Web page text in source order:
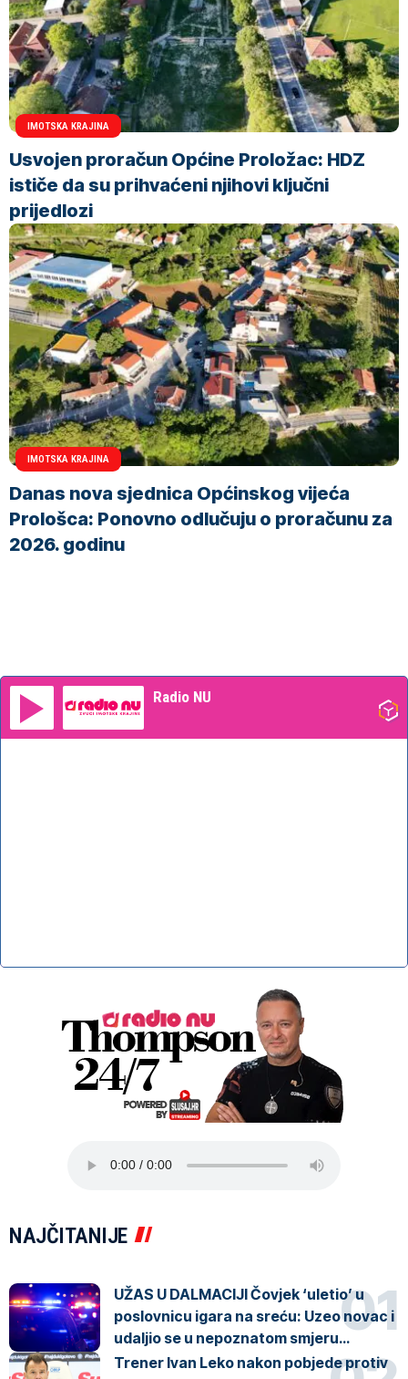
IMOTSKA KRAJINA
Usvojen proračun Općine Proložac: HDZ
ističe da su prihvaćeni njihovi ključni
prijedlozi
IMOTSKA KRAJINA
Danas nova sjednica Općinskog vijeća
Prološca: Ponovno odlučuju o proračunu za
2026. godinu
Radio NU
NAJČITANIJE
UŽAS U DALMACIJI Čovjek ‘uletio’ u
poslovnicu igara na sreću: Uzeo novac i
udaljio se u nepoznatom smjeru…
Trener Ivan Leko nakon pobjede protiv